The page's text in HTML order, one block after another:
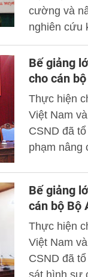
cường và
nghiên cứu
Học viện
Thái Lan
phạm
ASEAN -
Bế giảng
cho cán
Thực hiện
Việt Nam
CSND đã
phạm nâng
Bế giảng
cán bộ Bộ
Thực hiện
Việt Nam
CSND đã
sát hình sự